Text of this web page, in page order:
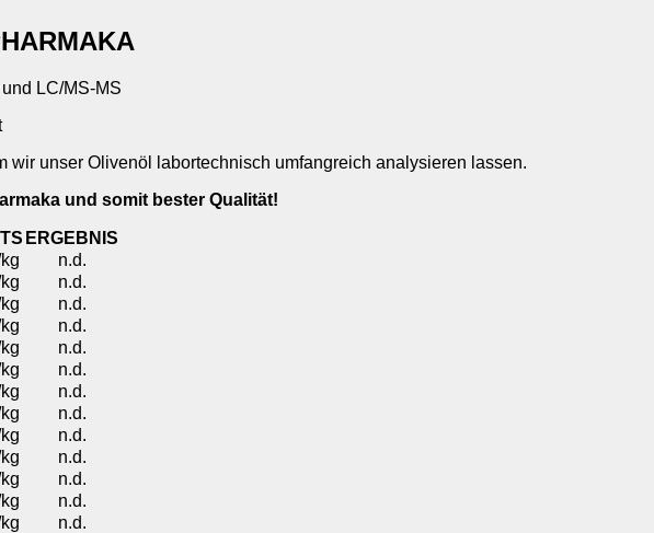
LC/MS-MS
unser Olivenöl labortechnisch umfangreich analysieren lassen.
und somit bester Qualität!
ERGEBNIS
n.d.
n.d.
n.d.
n.d.
n.d.
n.d.
n.d.
n.d.
n.d.
n.d.
n.d.
n.d.
n.d.